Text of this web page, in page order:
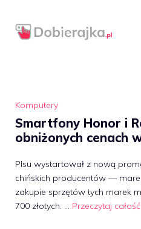
Komputery
Smartfony Honor i
obniżonych cenach
Plsu wystartował z nową
chińskich producentów —
zakupie sprzętów tych marek
700 złotych. … Przeczytaj całość